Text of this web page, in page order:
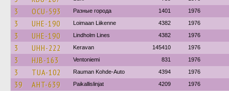
3 OCU-593 Разные города 1401 1976
3 UHE-190 Loimaan Liikenne 4382 1976
3 UHE-190 Lindholm Lines 4382 1976
3 UHH-222 Keravan 145410 1976
3 HJB-163 Ventoniemi 831 1976
3 TUA-102 Rauman Kohde-Auto 4394 1976
39 AHT-639 Paikallislinjat 4209 1976